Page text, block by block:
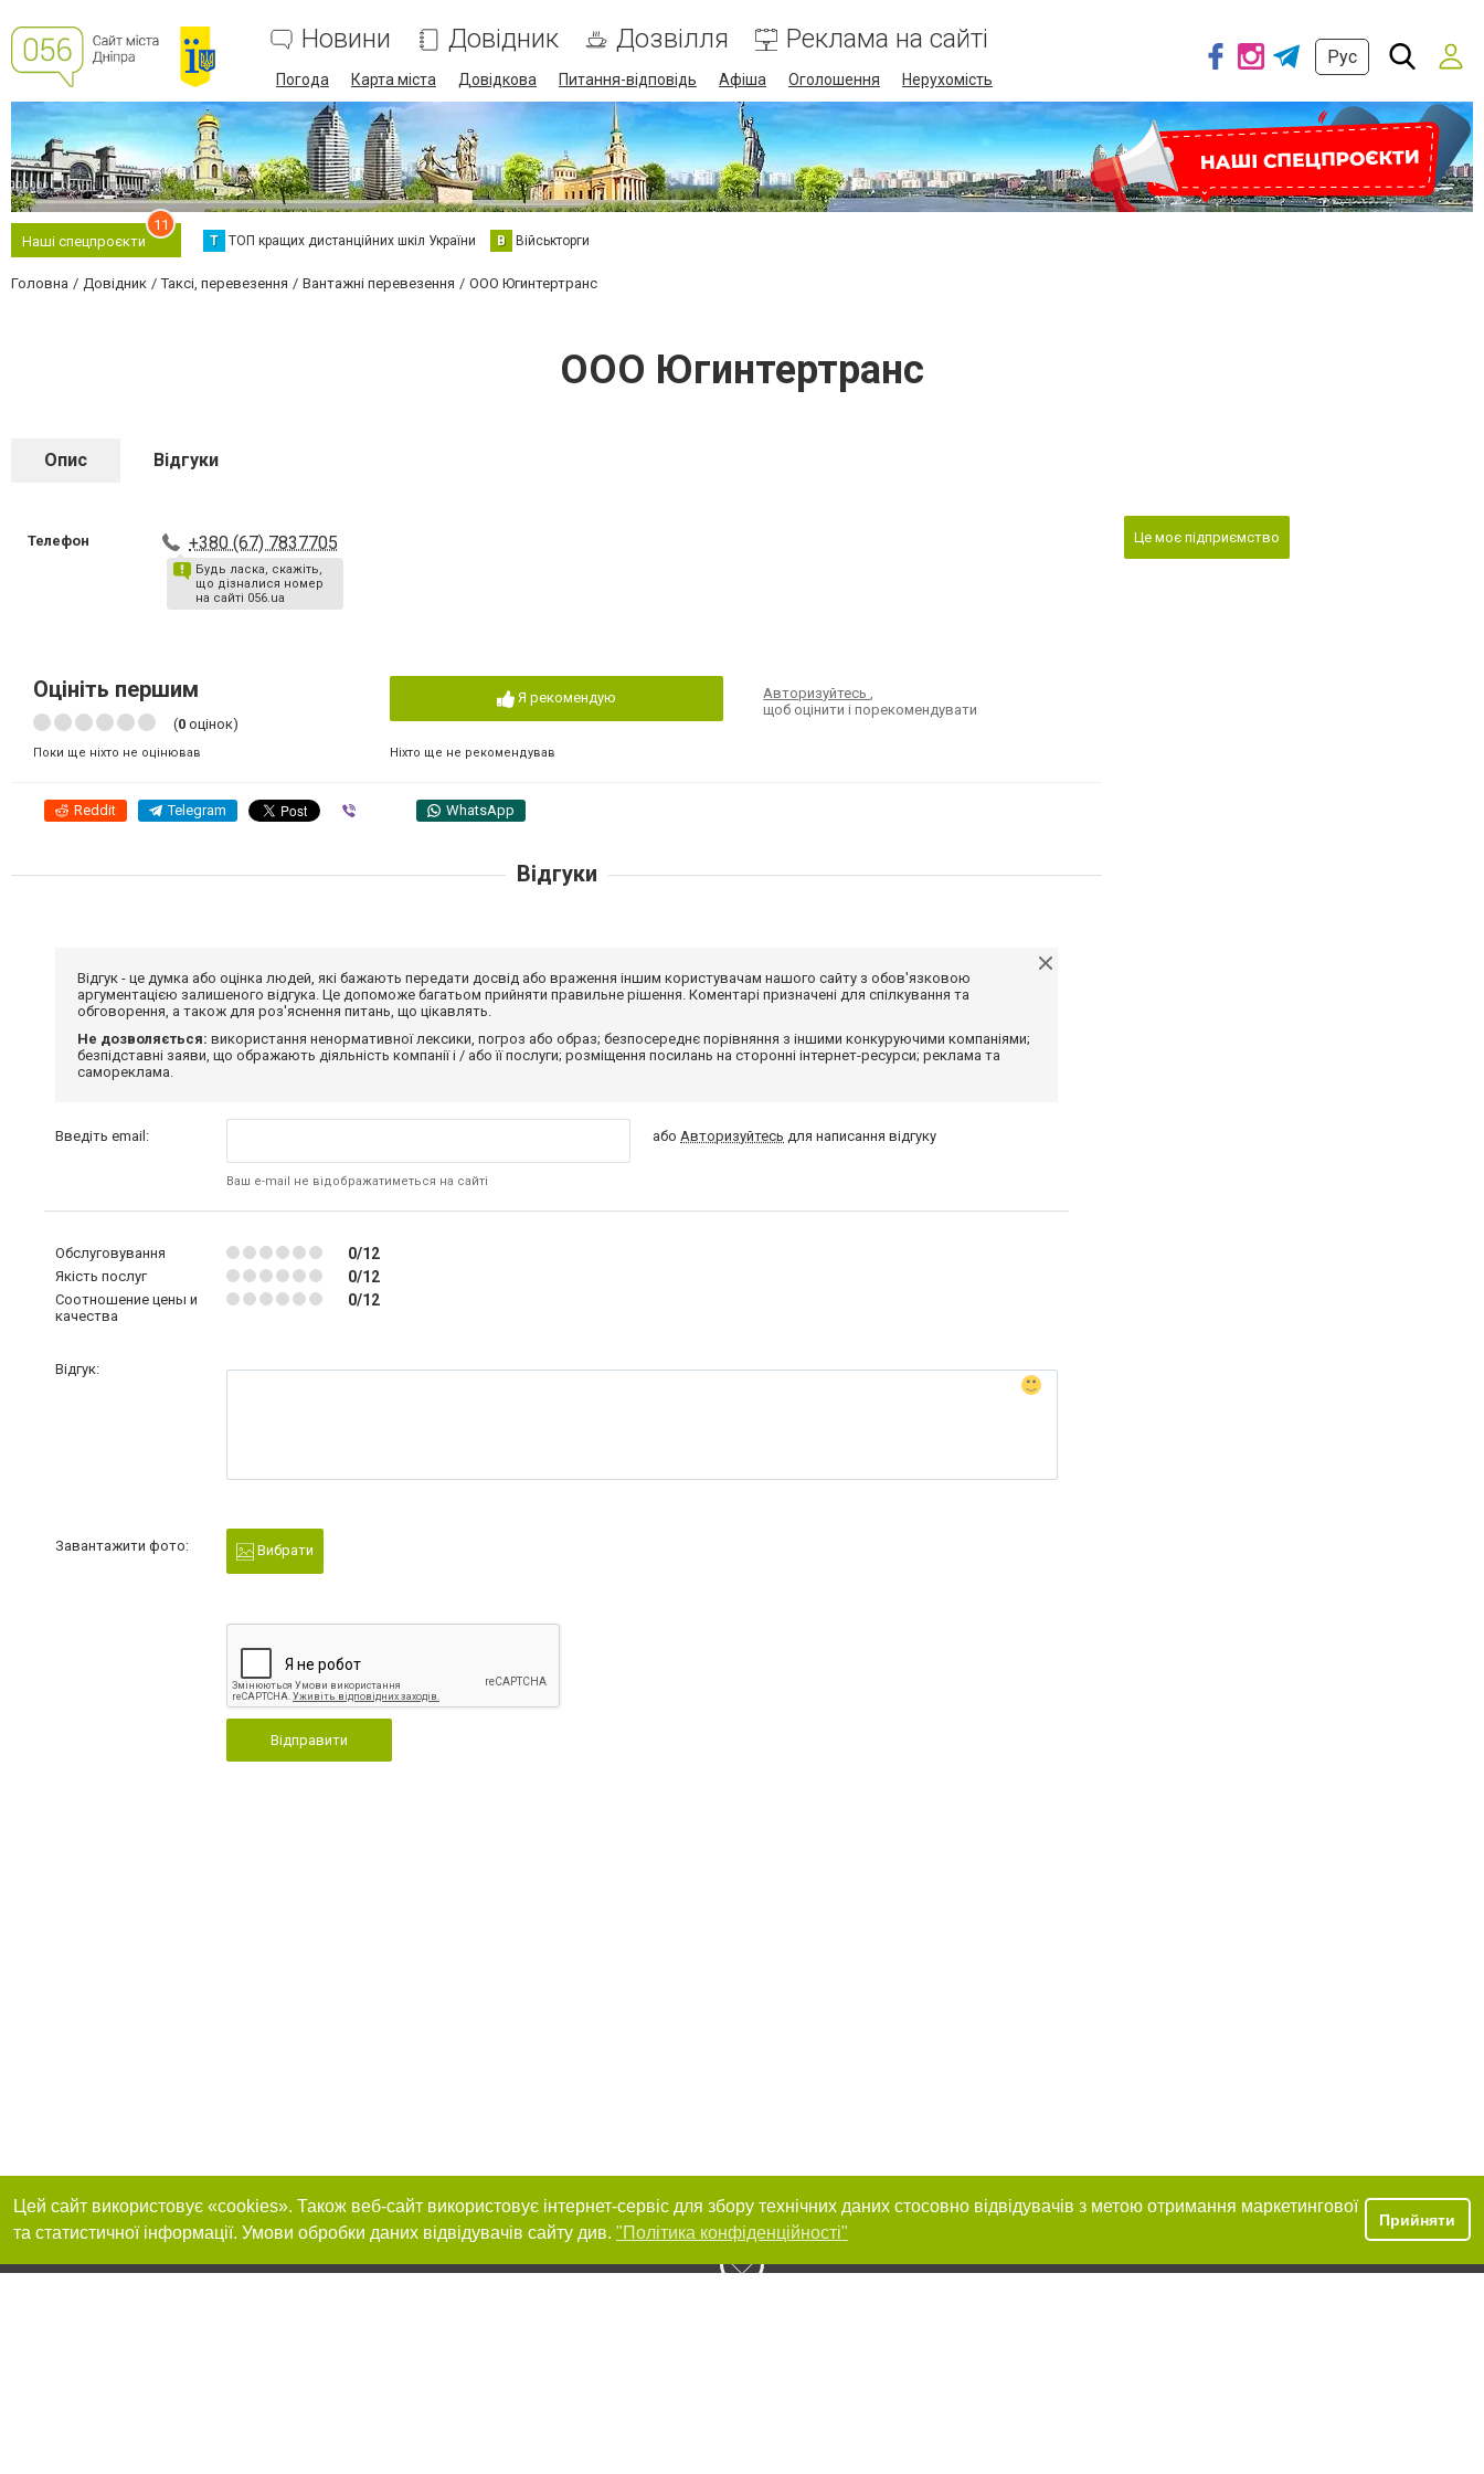
Новини Довідник Дозвілля Реклама на сайті
Погода Карта міста Довідкова Питання-відповідь Афіша Оголошення Нерухомість
Рус
Наші спецпроєкти
11
Т ТОП кращих дистанційних шкіл України В Військторги
Головна Довідник Таксі, перевезення Вантажні перевезення ООО Югинтертранс
ООО Югинтертранс
Опис Відгуки
Телефон +380 (67) 7837705
Будь ласка, скажіть,
що дізналися номер
на сайті 056.ua
Оцініть першим
(0 оцінок)
Поки ще ніхто не оцінював
Я рекомендую
Ніхто ще не рекомендував
Авторизуйтесь,
щоб оцінити і порекомендувати
Reddit Telegram WhatsApp
Це моє підприємство
Відгуки
Відгук - це думка або оцінка людей, які бажають передати досвід або враження іншим користувачам нашого сайту з обов'язковою
аргументацією залишеного відгука. Це допоможе багатьом прийняти правильне рішення. Коментарі призначені для спілкування та
обговорення, а також для роз'яснення питань, що цікавлять.
Не дозволяється: використання ненормативної лексики, погроз або образ; безпосереднє порівняння з іншими конкуруючими компаніями;
безпідставні заяви, що ображають діяльність компанії і / або її послуги; розміщення посилань на сторонні інтернет-ресурси; реклама та
самореклама.
Введіть email:
Ваш e-mail не відображатиметься на сайті
абоАвторизуйтесь для написання відгуку
Обслуговування 0/12
Якість послуг 0/12
Соотношение цены и
качества
0/12
Відгук:
Завантажити фото: Вибрати
Відправити
Цей сайт використовує «cookies». Також веб-сайт використовує інтернет-сервіс для збору технічних даних стосовно відвідувачів з метою отримання маркетингової
та статистичної інформації. Умови обробки даних відвідувачів сайту див. "Політика конфіденційності"
Прийняти